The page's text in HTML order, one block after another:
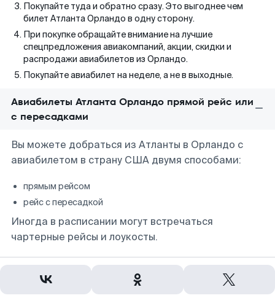
Покупайте туда и обратно сразу. Это выгоднее чем
билет Атланта Орландо в одну сторону.
При покупке обращайте внимание на лучшие
спецпредложения авиакомпаний, акции, скидки и
распродажи авиабилетов из Орландо.
Покупайте авиабилет на неделе, а не в выходные.
Авиабилеты Атланта Орландо прямой рейс или
с пересадками
Вы можете добраться из Атланты в Орландо с
авиабилетом в страну США двумя способами:
прямым рейсом
рейс с пересадкой
Иногда в расписании могут встречаться
чартерные рейсы и лоукосты.